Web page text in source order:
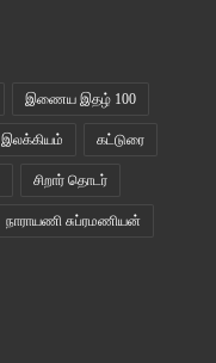
இணைய இதழ் 100
இலக்கியம் கட்டுரை
சிறார் தொடர்
நாராயணி சுப்ரமணியன்